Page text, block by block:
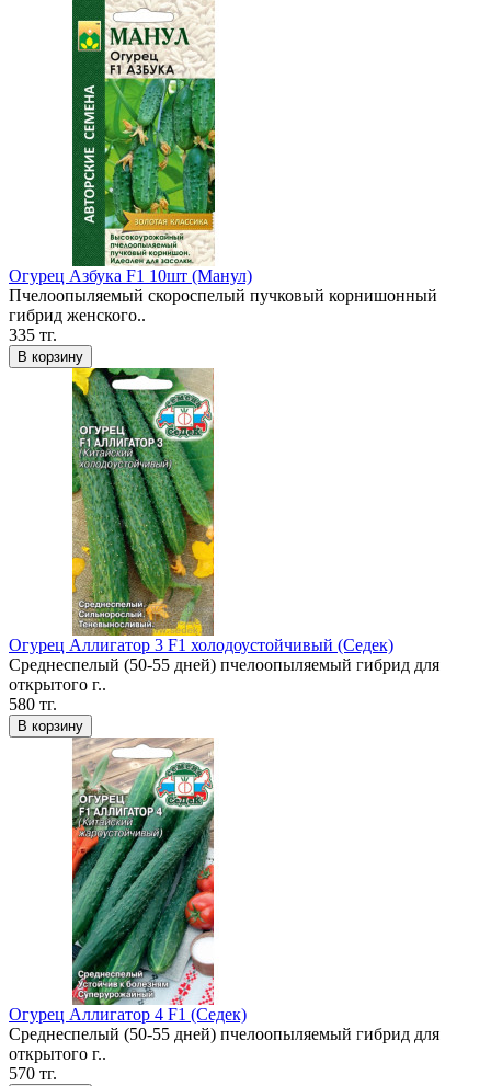
Огурец Азбука F1 10шт (Манул)
Пчелоопыляемый скороспелый пучковый корнишонный
гибрид женского..
335 тг.
В корзину
Огурец Аллигатор 3 F1 холодоустойчивый (Седек)
Среднеспелый (50-55 дней) пчелоопыляемый гибрид для
открытого г..
580 тг.
В корзину
Огурец Аллигатор 4 F1 (Седек)
Среднеспелый (50-55 дней) пчелоопыляемый гибрид для
открытого г..
570 тг.